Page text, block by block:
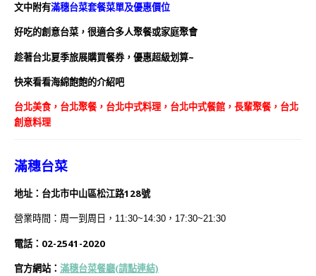
文中附有滿穗台菜套餐菜單及優惠價位
好吃的創意台菜，很適合多人聚餐或家庭聚會
趁著台北夏季旅展購買餐券，優惠超級划算~
快來看看海綿飽飽的介紹吧
台北美食，台北聚餐，台北中式料理，台北中式餐館，長輩聚餐，台北
創意料理
滿穗台菜
地址：台北市中山區松江路128號
營業時間：周一到周日，11:30~14:30，17:30~21:30
電話：02-2541-2020
官方網站： 滿穗台菜餐廳(請點連結)